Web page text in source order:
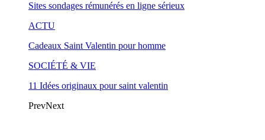
Sites sondages rémunérés en ligne sérieux
ACTU
Cadeaux Saint Valentin pour homme
SOCIÉTÉ & VIE
11 Idées originaux pour saint valentin
PrevNext